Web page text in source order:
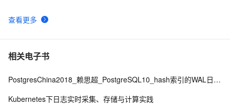
查看更多
相关电子书
PostgresChina2018_赖思超_PostgreSQL10_hash索引的WAL日志修改版final
Kubernetes下日志实时采集、存储与计算实践